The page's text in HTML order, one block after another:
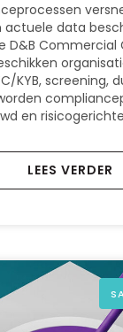
data
D&B
KYB, screening,
en
LEES VERDER